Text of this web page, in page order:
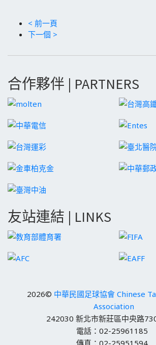
< 前一頁
下一個 >
合作夥伴 | PARTNERS
友站連結 | LINKS
2026© 中華民國足球協會 Chinese
Association
242030 新北市新莊區中央路
電話：02-25961185
傳真：02-25951594